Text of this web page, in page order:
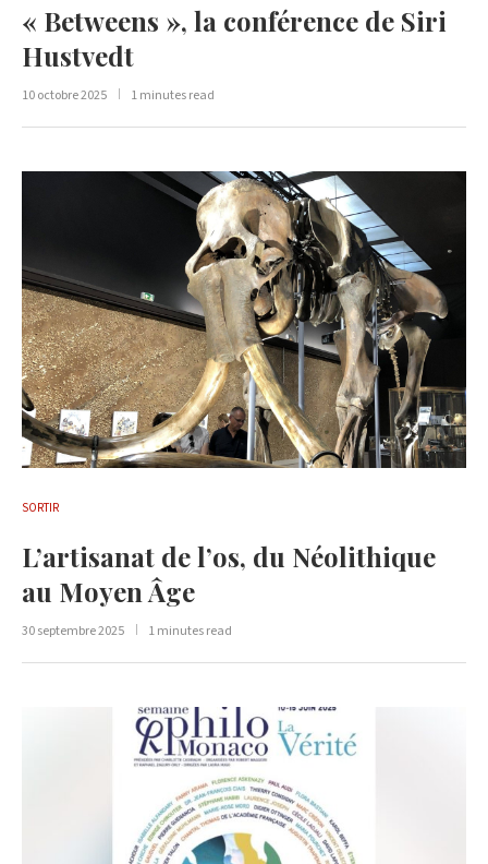
« Betweens », la conférence de Siri
Hustvedt
10 octobre 2025 1 minutes read
SORTIR
L’artisanat de l’os, du Néolithique
au Moyen Âge
30 septembre 2025 1 minutes read